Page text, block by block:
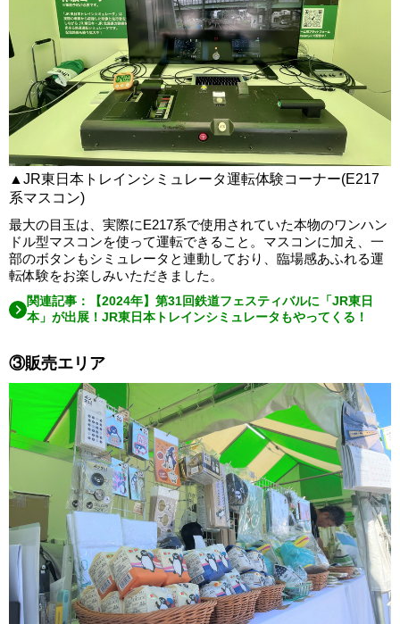
▲JR東日本トレインシミュレータ運転体験コーナー(E217
系マスコン)
最大の目玉は、実際にE217系で使用されていた本物のワンハン
ドル型マスコンを使って運転できること。マスコンに加え、一
部のボタンもシミュレータと連動しており、臨場感あふれる運
転体験をお楽しみいただきました。
関連記事：【2024年】第31回鉄道フェスティバルに「JR東日
本」が出展！JR東日本トレインシミュレータもやってくる！
③販売エリア